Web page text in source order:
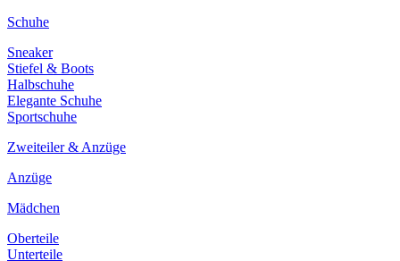
Schuhe
Sneaker
Stiefel & Boots
Halbschuhe
Elegante Schuhe
Sportschuhe
Zweiteiler & Anzüge
Anzüge
Mädchen
Oberteile
Unterteile